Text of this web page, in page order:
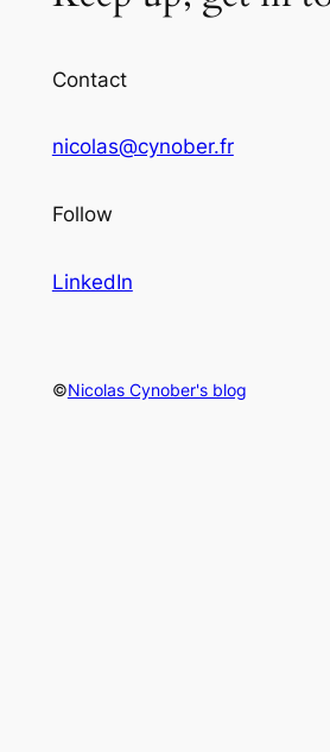
Contact
nicolas@cynober.fr
Follow
LinkedIn
©Nicolas Cynober's blog